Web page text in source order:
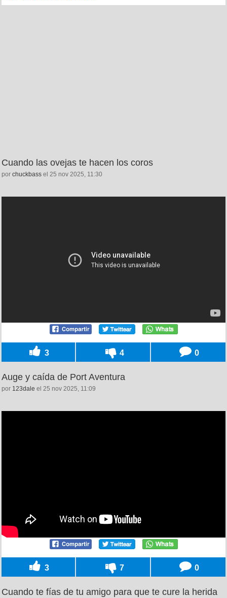
Cuando las ovejas te hacen los coros
por chuckbass el 25 nov 2025, 11:30
3 4 0
Auge y caída de Port Aventura
por 123dale el 25 nov 2025, 11:09
3 7 0
Cuando te fías de tu amigo para que te cure la herida